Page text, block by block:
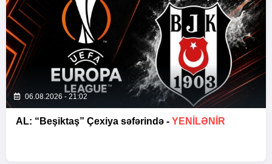
06.08.2026 - 21:02
AL: “Beşiktaş” Çexiya səfərində - YENİLƏNİR